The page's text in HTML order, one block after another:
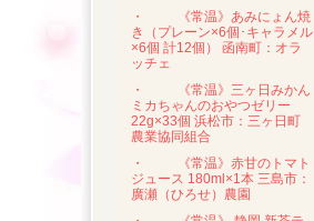
・
《常温》あみにょん焼
き（プレーン×6個･キャラメル
×6個 計12個） 函南町：オラ
ッチェ
・
《常温》三ヶ日みかん
ミカちゃんのおやつゼリー
22g×33個 浜松市：三ヶ日町
農業協同組合
・
《常温》赤甘のトマト
ジュース 180ml×1本 三島市：
廣瀬（ひろせ）農園